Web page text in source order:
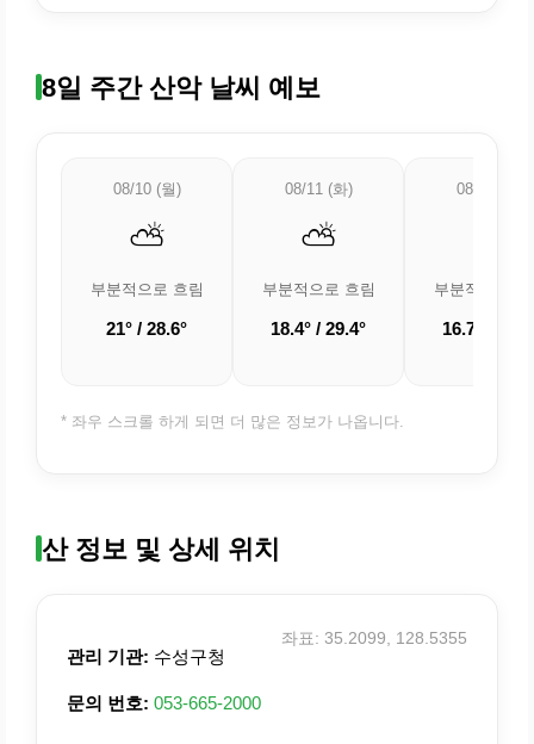
8일 주간 산악 날씨 예보
08/10 (월)
⛅
부분적으로 흐림
21° / 28.6°
08/11 (화)
⛅
부분적으로 흐림
18.4° / 29.4°
08/12 (수)
부분적으로 흐
16.7° /
* 좌우 스크롤 하게 되면 더 많은 정보가 나옵니다.
산 정보 및 상세 위치
관리 기관: 수성구청
문의 번호: 053-665-2000
좌표: 35.2099, 128.5355